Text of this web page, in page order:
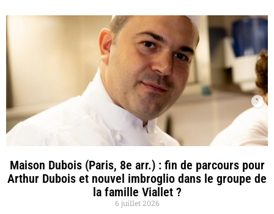
Maison Dubois (Paris, 8e arr.) : fin de parcours pour
Arthur Dubois et nouvel imbroglio dans le groupe de
la famille Viallet ?
6 juillet 2026